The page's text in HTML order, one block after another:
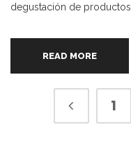
degustación de productos
READ MORE
1